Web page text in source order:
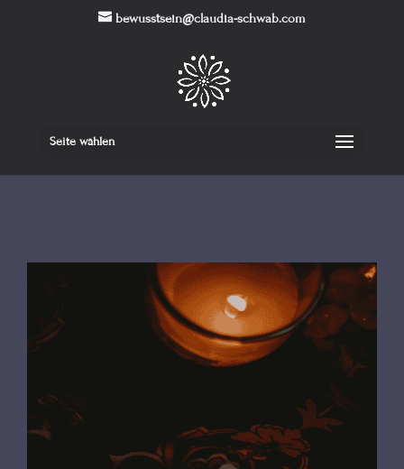
bewusstsein@claudia-schwab.com
Seite wählen